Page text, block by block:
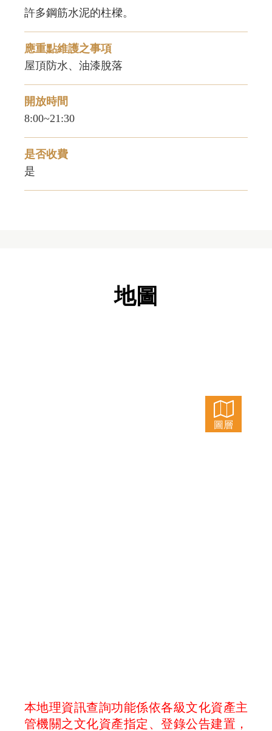
許多鋼筋水泥的柱樑。
應重點維護之事項
屋頂防水、油漆脫落
開放時間
8:00~21:30
是否收費
是
地圖
圖層
本地理資訊查詢功能係依各級文化資產主
管機關之文化資產指定、登錄公告建置，